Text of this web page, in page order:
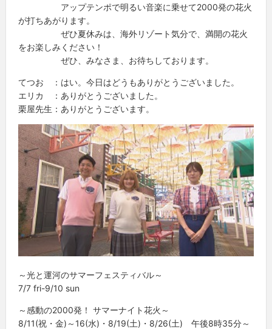
アップテンポで明るい音楽に乗せて2000発の花火
が打ちあがります。
ぜひ夏休みは、海外リゾート気分で、満開の花火
をお楽しみください！
ぜひ、みなさま、お待ちしております。
てつお ：はい。今日はどうもありがとうございました。
エリカ ：ありがとうございました。
栗屋先生：ありがとうございます。
～光と運河のサマーフェスティバル～
7/7 fri-9/10 sun
～感動の2000発！ サマーナイト花火～
8/11(祝・金)～16(水)・8/19(土)・8/26(土) 午後8時35分～